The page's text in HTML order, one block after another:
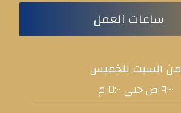
ساعات العمل
من السبت للخميس
٩:٠٠ ص حتى ٥:٠٠ م